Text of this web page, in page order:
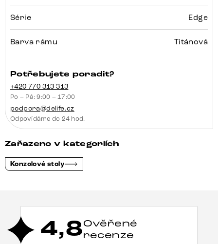
Série Edge
Barva rámu Titánová
Potřebujete poradit?
+420 770 313 313
Po – Pá: 9:00 – 17:00
podpora@delife.cz
Odpovídáme do 24 hod.
Zařazeno v kategoriích
Konzolové stoly
4,8Ověřené
recenze